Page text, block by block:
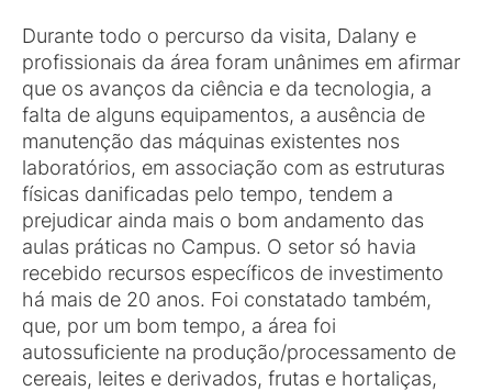
Durante todo o percurso da visita, Dalany e
profissionais da área foram unânimes em afirmar
que os avanços da ciência e da tecnologia, a
falta de alguns equipamentos, a ausência de
manutenção das máquinas existentes nos
laboratórios, em associação com as estruturas
físicas danificadas pelo tempo, tendem a
prejudicar ainda mais o bom andamento das
aulas práticas no Campus. O setor só havia
recebido recursos específicos de investimento
há mais de 20 anos. Foi constatado também,
que, por um bom tempo, a área foi
autossuficiente na produção/processamento de
cereais, leites e derivados, frutas e hortaliças,